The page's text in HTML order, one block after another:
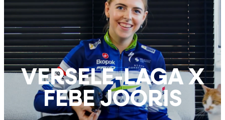
VERSELE-LAGA X
FEBE JOORIS